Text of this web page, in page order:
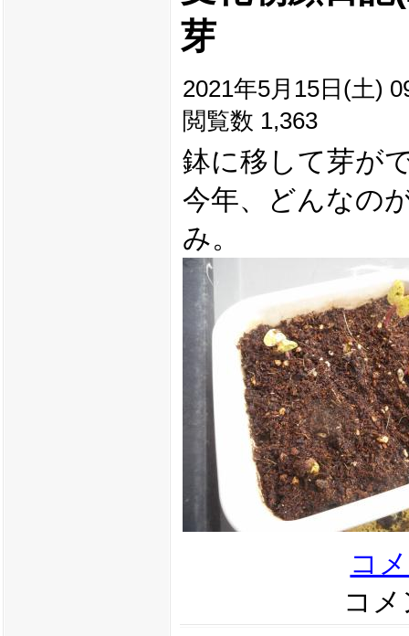
芽
2021年5月15日(土)
閲覧数 1,363
鉢に移して芽が
今年、どんなの
み。
コ
コ